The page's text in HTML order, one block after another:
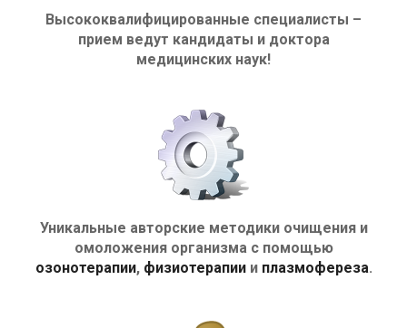
Высококвалифицированные специалисты –
прием ведут кандидаты и доктора
медицинских наук!
Уникальные авторские методики очищения и
омоложения организма с помощью
озонотерапии, физиотерапиии плазмофереза.